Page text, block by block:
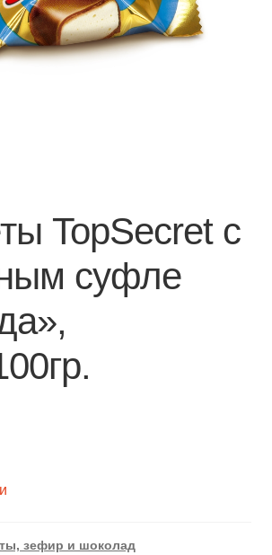
TopSecret с
суфле
зефир и шоколад